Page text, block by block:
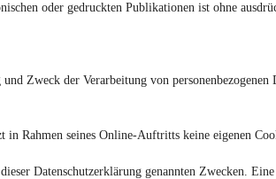
oder gedruckten Publikationen ist ohne
Zweck der Verarbeitung von
Rahmen seines Online-Auftritts keine eigenen
Datenschutzerklärung genannten Zwecken.